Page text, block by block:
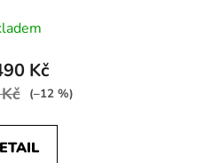
Kč
(–12 %)